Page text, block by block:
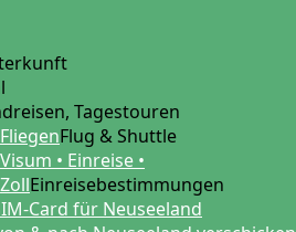
FliegenFlug & Shuttle
Visum • Einreise •
ZollEinreisebestimmungen
Card für Neuseeland
Tagestouren